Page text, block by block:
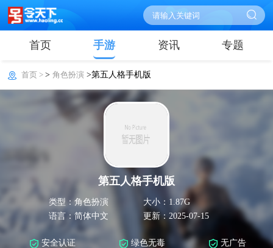
首页 手游 资讯 专题
首页 >>角色扮演 >第五人格手机版
第五人格手机版
类型：角色扮演
大小：1.87G
语言：简体中文
更新：2025-07-15
安全认证 绿色无毒 无广告